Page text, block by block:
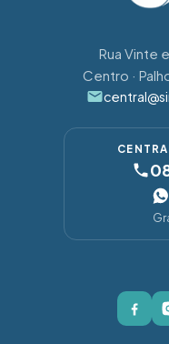
Rua Vinte
Centro ·